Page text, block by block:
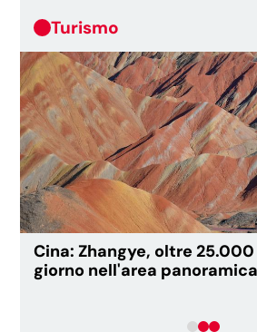
Turismo
Cina: Zhangye, oltre
giorno nell'area